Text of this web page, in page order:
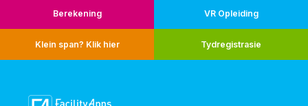
Berekening VR Opleiding
Klein span? Klik hier Tydregistrasie